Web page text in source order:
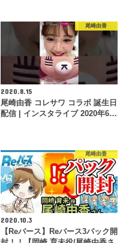
尾崎由香
2020.8.15
尾崎由香 コレサワ コラボ 誕生日
配信 | インスタライブ 2020年6…
尾崎由香
2020.10.3
【Reバース】Reバース3パック開